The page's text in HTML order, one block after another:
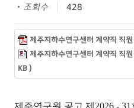
조회수
428
제주지하수연구센터 계약직 직
제주지하수연구센터 계약직 직
KB )
제주연구원 공고 제 2026 - 31